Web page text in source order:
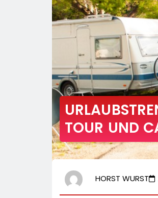
TOUR UND
HORST WURST